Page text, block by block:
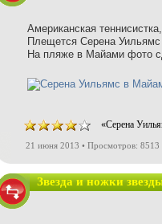
Американская
Плещется Серена
На пляже в Майами фото
«Серена
21 июня 2013 • Просмотров: 8513
Звезда и ножки